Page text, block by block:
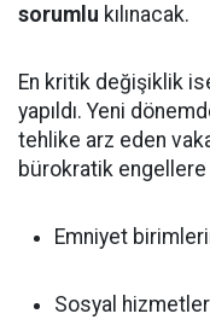
sorumlu kılınacak.
En kritik değişiklik
yapıldı. Yeni
tehlike arz eden
bürokratik engellere
Emniyet
Sosyal